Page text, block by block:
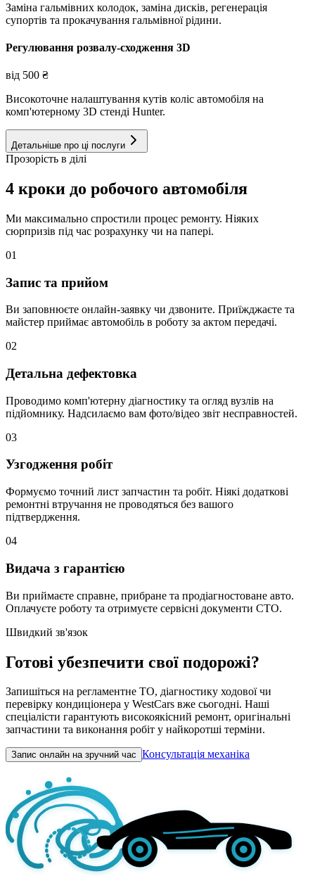
Заміна гальмівних колодок, заміна дисків, регенерація
супортів та прокачування гальмівної рідини.
Регулювання розвалу-сходження 3D
від 500 ₴
Високоточне налаштування кутів коліс автомобіля на
комп'ютерному 3D стенді Hunter.
Детальніше про ці послуги
Прозорість в ділі
4 кроки до робочого автомобіля
Ми максимально спростили процес ремонту. Ніяких
сюрпризів під час розрахунку чи на папері.
01
Запис та прийом
Ви заповнюєте онлайн-заявку чи дзвоните. Приїжджаєте та
майстер приймає автомобіль в роботу за актом передачі.
02
Детальна дефектовка
Проводимо комп'ютерну діагностику та огляд вузлів на
підйомнику. Надсилаємо вам фото/відео звіт несправностей.
03
Узгодження робіт
Формуємо точний лист запчастин та робіт. Ніякі додаткові
ремонтні втручання не проводяться без вашого
підтвердження.
04
Видача з гарантією
Ви приймаєте справне, прибране та продіагностоване авто.
Оплачуєте роботу та отримуєте сервісні документи СТО.
Швидкий зв'язок
Готові убезпечити свої подорожі?
Запишіться на регламентне ТО, діагностику ходової чи
перевірку кондиціонера у WestCars вже сьогодні. Наші
спеціалісти гарантують високоякісний ремонт, оригінальні
запчастини та виконання робіт у найкоротші терміни.
Запис онлайн на зручний час Консультація механіка